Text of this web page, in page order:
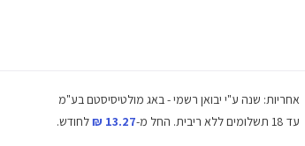
אחריות: שנה ע"י יבואן רשמי - באג מולטיסיסטם בע"מ
עד 18 תשלומים ללא ריבית.
החל מ-13.27 ₪ לחודש.